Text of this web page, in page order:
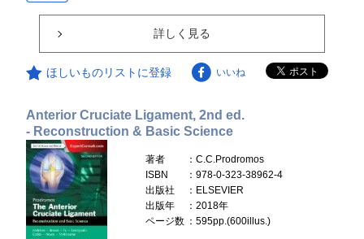
詳しく見る
ほしいものリストに登録 いいね
Anterior Cruciate Ligament, 2nd ed.
- Reconstruction & Basic Science
著者
：C.C.Prodromos
ISBN
：978-0-323-38962-4
出版社
：ELSEVIER
出版年
：2018年
ページ数 ：595pp.(600illus.)